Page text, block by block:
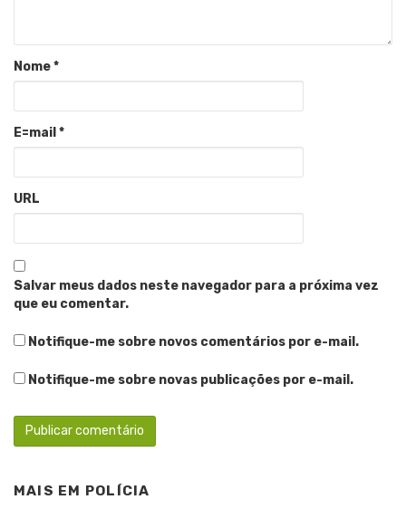
Nome*
E=mail *
URL
Salvar meus dados neste navegador para a próxima vez
que eu comentar.
Notifique-me sobre novos comentários por e-mail.
Notifique-me sobre novas publicações por e-mail.
MAIS EM POLÍCIA